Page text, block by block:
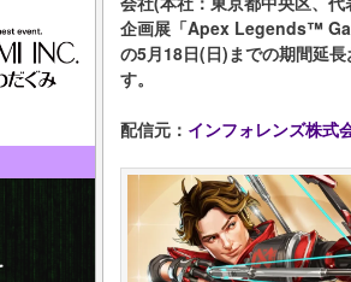
企画展「Apex Legends™
の5月18日(日)までの期間延
す。
配信元： インフォレンズ株式